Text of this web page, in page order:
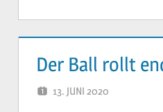
Der Ball rollt
13. JUNI 2020